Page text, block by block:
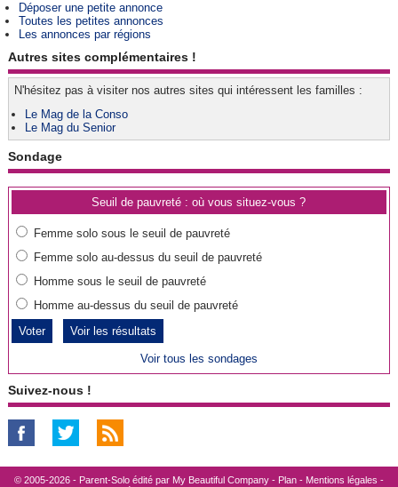
Déposer une petite annonce
Toutes les petites annonces
Les annonces par régions
Autres sites complémentaires !
N'hésitez pas à visiter nos autres sites qui intéressent les familles :
Le Mag de la Conso
Le Mag du Senior
Sondage
Seuil de pauvreté : où vous situez-vous ?
Femme solo sous le seuil de pauvreté
Femme solo au-dessus du seuil de pauvreté
Homme sous le seuil de pauvreté
Homme au-dessus du seuil de pauvreté
Voir les résultats
Voir tous les sondages
Suivez-nous !
© 2005-2026 - Parent-Solo édité par My Beautiful Company- Plan- Mentions légales -